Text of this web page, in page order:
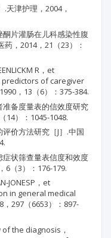
天津护理，2004，
片灌肠在儿科感染性腹
，2014，21（23）：
R，et
of caregiver
，13（6）：375-384.
备度量表的信效度研究
14）：1045-1048.
价方法研究［J］.中国
状筛查量表信度和效度
6（3）：176-179.
JONESP，et
in general medical
，297（6653）：897-
of the diagnosis，